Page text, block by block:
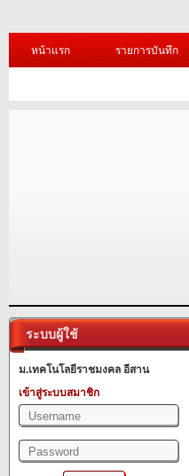
หน้าแรก รายการบันทึก
ระบบผู้ใช้
ม.เทคโนโลยีราชมงคล อีสาน
เข้าสู่ระบบสมาชิก